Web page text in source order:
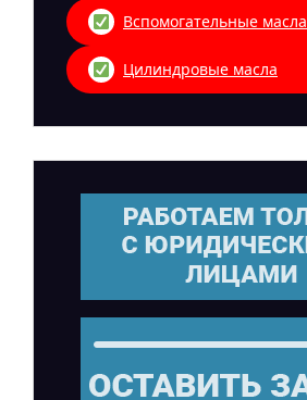
Вспомогательные масла
Цилиндровые масла